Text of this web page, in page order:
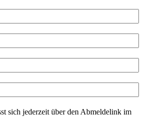
sich jederzeit über den Abmeldelink im